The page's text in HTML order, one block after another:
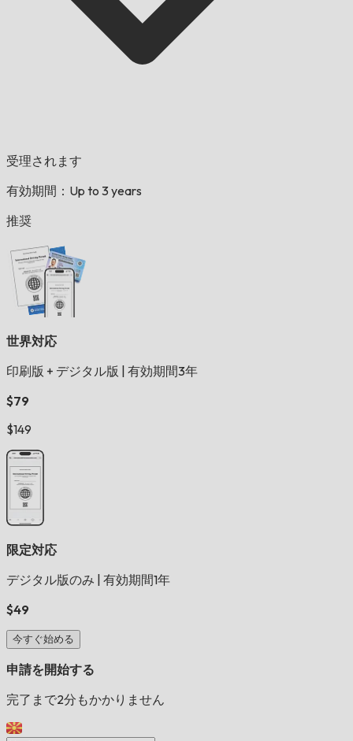
受理されます
有効期間：Up to 3 years
推奨
世界対応
印刷版 + デジタル版
有効期間3年
$79
$149
限定対応
デジタル版のみ 有効期間1年
$49
今すぐ始める
申請を開始する
完了まで2分もかかりません